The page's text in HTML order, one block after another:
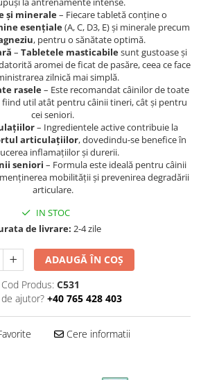
și minerale– Fiecare tabletă conține o
esențiale(A, C, D3, E) și minerale precum
, pentru o sănătate optimă.
– Tabletele masticabilesunt gustoase și
aromei de ficat de pasăre, ceea ce face
zilnică mai simplă.
rasele– Este recomandat câinilor de toate
fiind util atât pentru câinii tineri, cât și pentru
cei seniori​.
– Ingredientele active contribuie la
articulațiilor, dovedindu-se benefice în
inflamațiilor și durerii​.
seniori – Formula este ideală pentru câinii
mobilității și prevenirea degradării
articulare​.
IN STOC
de livrare: 2-4 zile
ADAUGĂ ÎN COȘ
Cod Produs: C531
ajutor? +40 765 428 403
Cere informatii